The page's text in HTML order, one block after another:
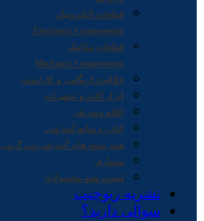
قطعات الکترونیک
Electronic Components
قطعات مکانیک
Mechanic Components
خلاقیت اریگامی و کاردستی
ابزار آلات و تجهیزات
اقلام مصرفی
کتاب و منابع آموزشی
همه بسته های آموزشی-سرگرمی
معماری
لیست همه محصولات
نشریه ربوچیپ
سوالی دارید؟